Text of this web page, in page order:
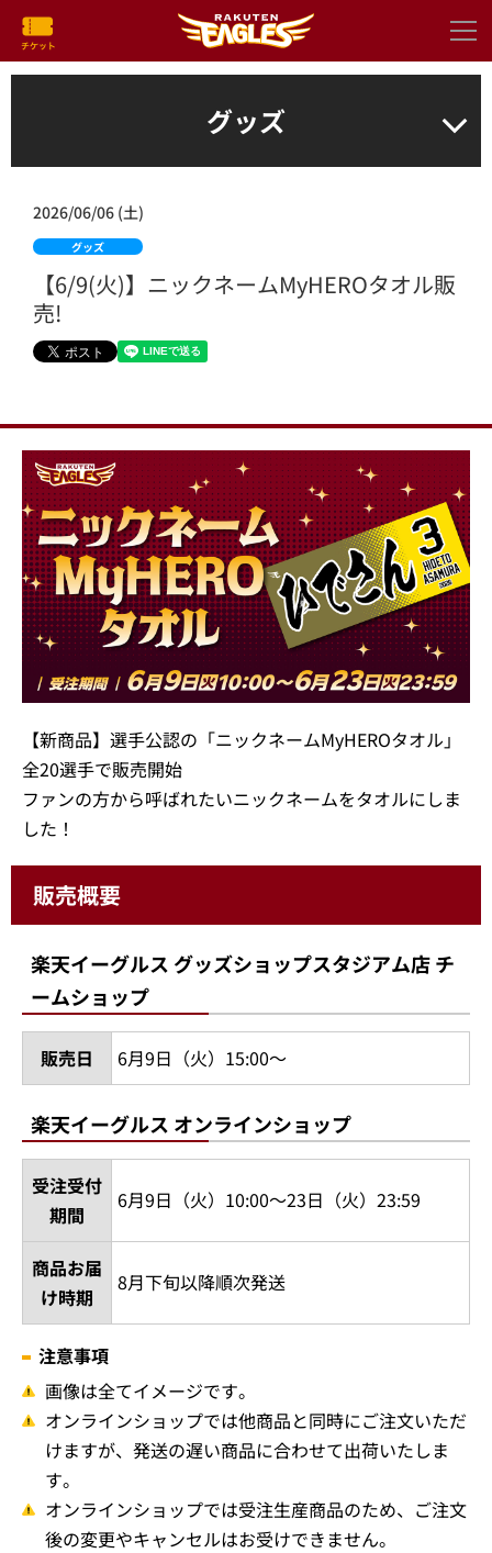
グッズ
2026/06/06 (土)
グッズ
【6/9(火)】ニックネームMyHEROタオル販
売!
【新商品】選手公認の「ニックネームMyHEROタオル」
全20選手で販売開始
ファンの方から呼ばれたいニックネームをタオルにしま
した！
販売概要
楽天イーグルス グッズショップスタジアム店 チ
ームショップ
販売日 6月9日（火）15:00～
楽天イーグルス オンラインショップ
受注受付
期間
6月9日（火）10:00～23日（火）23:59
商品お届
け時期
8月下旬以降順次発送
注意事項
画像は全てイメージです。
オンラインショップでは他商品と同時にご注文いただ
けますが、発送の遅い商品に合わせて出荷いたしま
す。
オンラインショップでは受注生産商品のため、ご注文
後の変更やキャンセルはお受けできません。